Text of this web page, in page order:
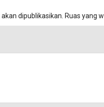
dipublikasikan. Ruas yang